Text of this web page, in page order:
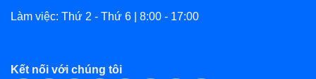
Làm việc: Thứ 2 - Thứ 6 | 8:00 - 17:00
Kết nối với chúng tôi